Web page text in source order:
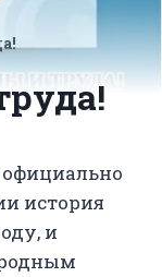
история
и